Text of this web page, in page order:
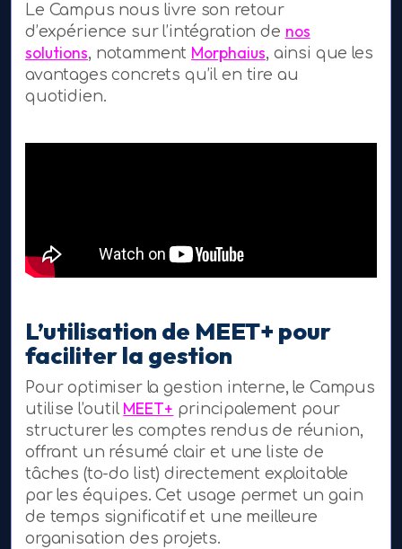
Le Campus nous livre son retour
d’expérience sur l’intégration de nos
solutions, notamment Morphaius, ainsi que les
avantages concrets qu’il en tire au
quotidien.
L’utilisation de MEET+ pour
faciliter la gestion
Pour optimiser la gestion interne, le Campus
utilise l’outil MEET+ principalement pour
structurer les comptes rendus de réunion,
offrant un résumé clair et une liste de
tâches (to-do list) directement exploitable
par les équipes. Cet usage permet un gain
de temps significatif et une meilleure
organisation des projets.